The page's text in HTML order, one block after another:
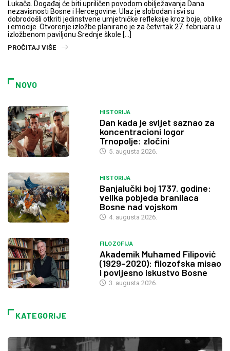
Lukača. Događaj će biti upriličen povodom obilježavanja Dana
nezavisnosti Bosne i Hercegovine. Ulaz je slobodan i svi su
dobrodošli otkriti jedinstvene umjetničke refleksije kroz boje, oblike
i emocije. Otvorenje izložbe planirano je za četvrtak 27. februara u
izložbenom paviljonu Srednje škole […]
PROČITAJ VIŠE
NOVO
HISTORIJA
Dan kada je svijet saznao za
koncentracioni logor
Trnopolje: zločini
5. augusta 2026.
HISTORIJA
Banjalučki boj 1737. godine:
velika pobjeda branilaca
Bosne nad vojskom
4. augusta 2026.
FILOZOFIJA
Akademik Muhamed Filipović
(1929–2020): filozofska misao
i povijesno iskustvo Bosne
3. augusta 2026.
KATEGORIJE